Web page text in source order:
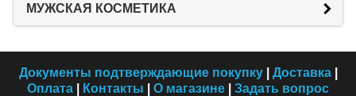
МУЖСКАЯ КОСМЕТИКА
Документы подтверждающие покупку| Доставка|
Оплата
Контакты О магазине Задать вопрос